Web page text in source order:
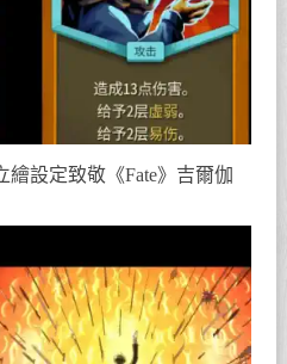
繪設定致敬《Fate》吉爾伽